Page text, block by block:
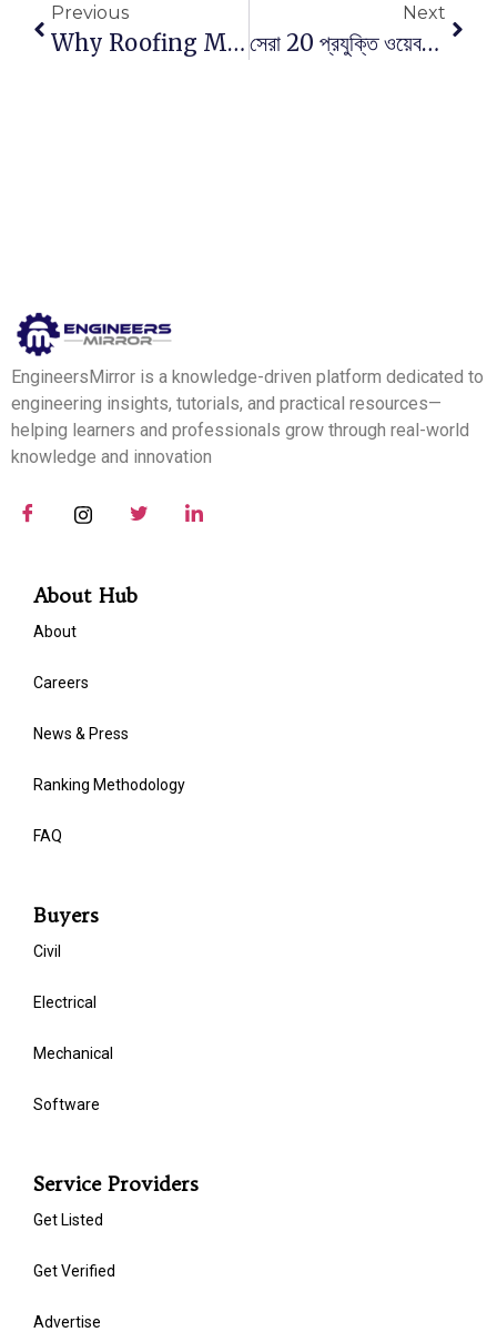
Previous
Why Roofing Material Warrenties Is Important?
Next
সেরা 20 প্রযুক্তি ওয়েবসাইট এবং ব্লগ
EngineersMirror is a knowledge-driven platform dedicated to
engineering insights, tutorials, and practical resources—
helping learners and professionals grow through real-world
knowledge and innovation
About Hub
About
Careers
News & Press
Ranking Methodology
FAQ
Buyers
Civil
Electrical
Mechanical
Software
Service Providers
Get Listed
Get Verified
Advertise